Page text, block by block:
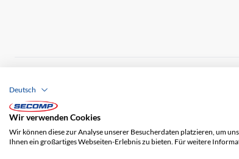
Versandkosten
Deutsch
Wir verwenden Cookies
Wir können diese zur Analyse unserer Besucherdaten platzieren, um
Ihnen ein großartiges Webseiten-Erlebnis zu bieten. Für weitere